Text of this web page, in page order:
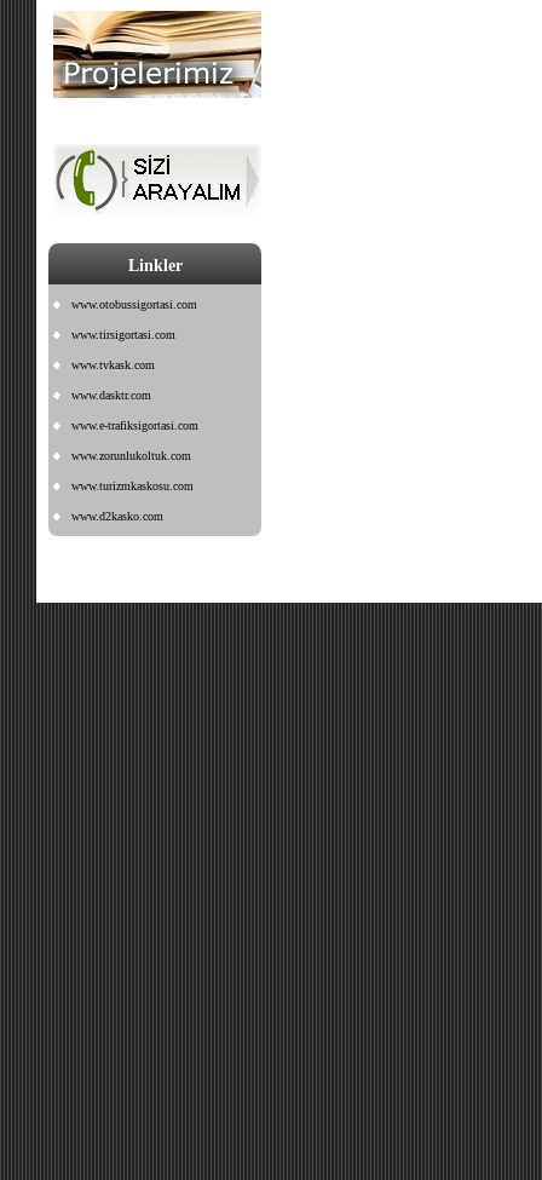
Linkler
www.otobussigortasi.com
www.tirsigortasi.com
www.tvkask.com
www.dasktr.com
www.e-trafiksigortasi.com
www.zorunlukoltuk.com
www.turizmkaskosu.com
www.d2kasko.com